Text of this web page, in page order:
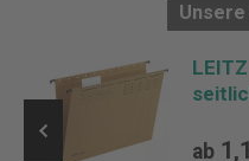
ab